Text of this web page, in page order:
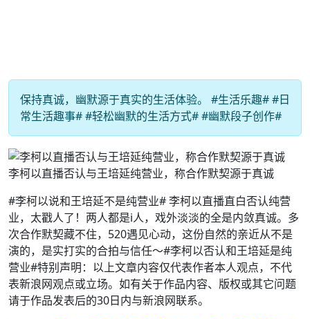
保持真诚，幽默源于真实的生活体验。 #生活乐趣# #日
常生活趣事# #轻松幽默的生活方式# #幽默段子创作#
李柯以直播否认与王培延纯营业，称合作默契源于真诚
#李柯以说和王培延不是纯营业# 李柯以直播直白否认纯营
业，太戳人了！两人都是i人，戏外淡淡的全是内敛真诚。多
次合作默契藏不住，520遇见心动，这份自然的亲近从不是
演的，是实打实的合拍与信任～#李柯以否认和王培延是纯
营业#特别声明：以上文章内容仅代表作者本人观点，不代
表新浪网观点或立场。如有关于作品内容、版权或其它问题
请于作品发表后的30日内与新浪网联系。